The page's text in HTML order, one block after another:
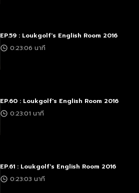
EP.59 : Loukgolf's English Room 2016
0:23:06 นาที
EP.60 : Loukgolf's English Room 2016
0:23:01 นาที
EP.61 : Loukgolf's English Room 2016
0:23:03 นาที